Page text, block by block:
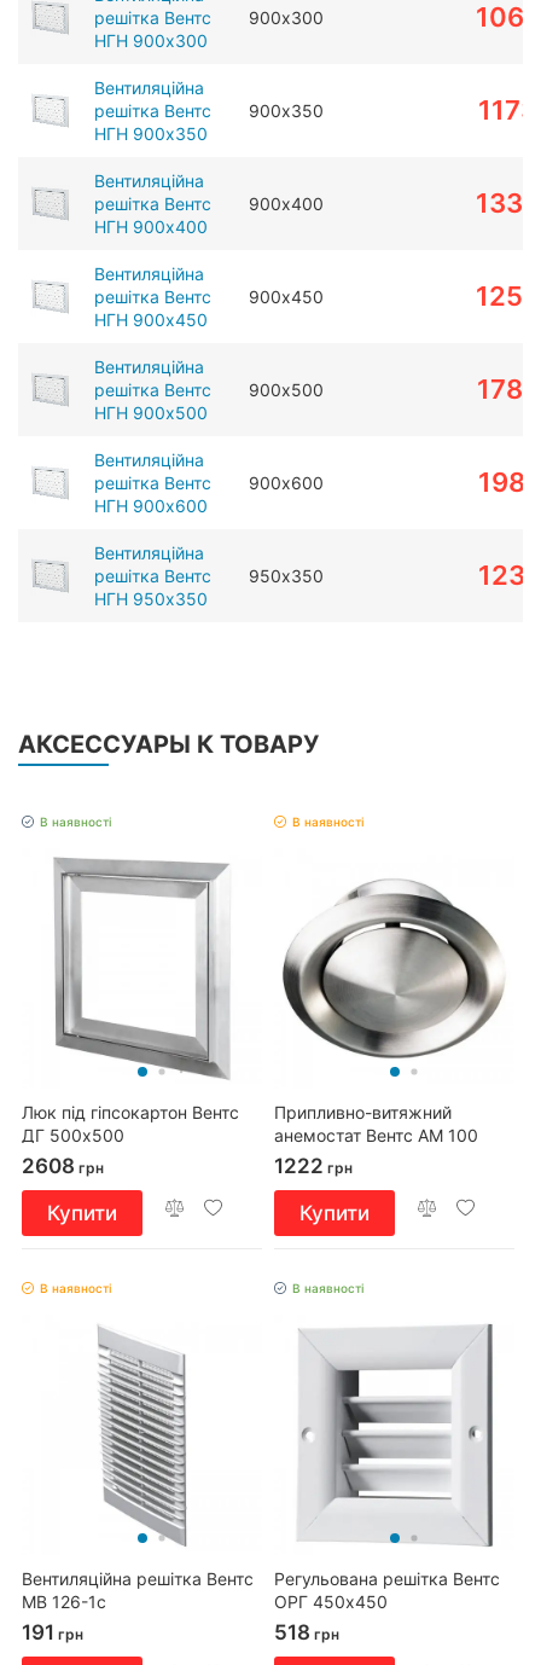
решітка Вентс
НГН 900х300
900х300 1063
Вентиляційна
решітка Вентс
НГН 900х350
900х350 1173
Вентиляційна
решітка Вентс
НГН 900х400
900х400 1332
Вентиляційна
решітка Вентс
НГН 900х450
900х450 1253
Вентиляційна
решітка Вентс
НГН 900х500
900х500 1789
Вентиляційна
решітка Вентс
НГН 900х600
900х600 1981
Вентиляційна
решітка Вентс
НГН 950х350
950х350 1231
АКСЕССУАРЫ К ТОВАРУ
В наявності
Люк під гіпсокартон Вентс
ДГ 500х500
2608 грн
Купити
В наявності
Припливно-витяжний
анемостат Вентс АМ 100
ВРФ Н
1222 грн
Купити
В наявності
Вентиляційна решітка Вентс
МВ 126-1с
191 грн
В наявності
Регульована решітка Вентс
ОРГ 450х450
518 грн